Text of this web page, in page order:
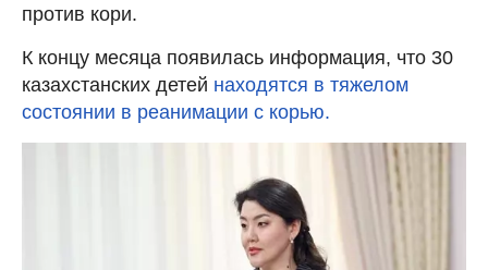
против кори.
К концу месяца появилась информация, что 30
казахстанских детей находятся в тяжелом
состоянии в реанимации с корью.